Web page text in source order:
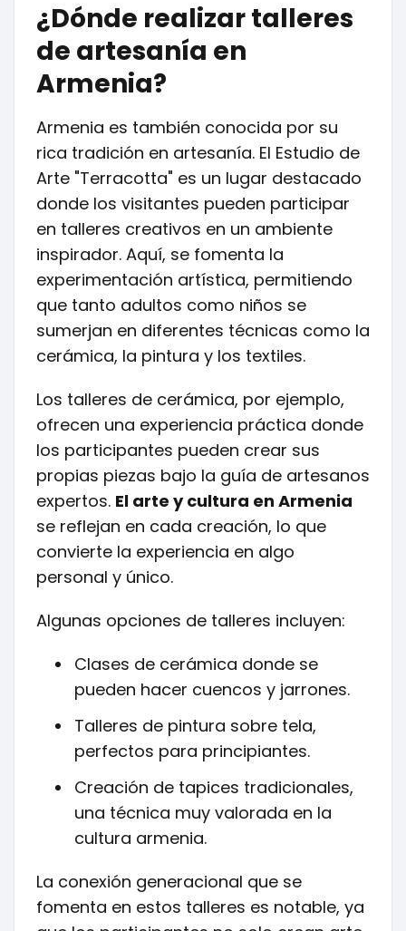
¿Dónde realizar talleres
de artesanía en
Armenia?
Armenia es también conocida por su
rica tradición en artesanía. El Estudio de
Arte "Terracotta" es un lugar destacado
donde los visitantes pueden participar
en talleres creativos en un ambiente
inspirador. Aquí, se fomenta la
experimentación artística, permitiendo
que tanto adultos como niños se
sumerjan en diferentes técnicas como la
cerámica, la pintura y los textiles.
Los talleres de cerámica, por ejemplo,
ofrecen una experiencia práctica donde
los participantes pueden crear sus
propias piezas bajo la guía de artesanos
expertos. El arte y cultura en Armenia
se reflejan en cada creación, lo que
convierte la experiencia en algo
personal y único.
Algunas opciones de talleres incluyen:
Clases de cerámica donde se
pueden hacer cuencos y jarrones.
Talleres de pintura sobre tela,
perfectos para principiantes.
Creación de tapices tradicionales,
una técnica muy valorada en la
cultura armenia.
La conexión generacional que se
fomenta en estos talleres es notable, ya